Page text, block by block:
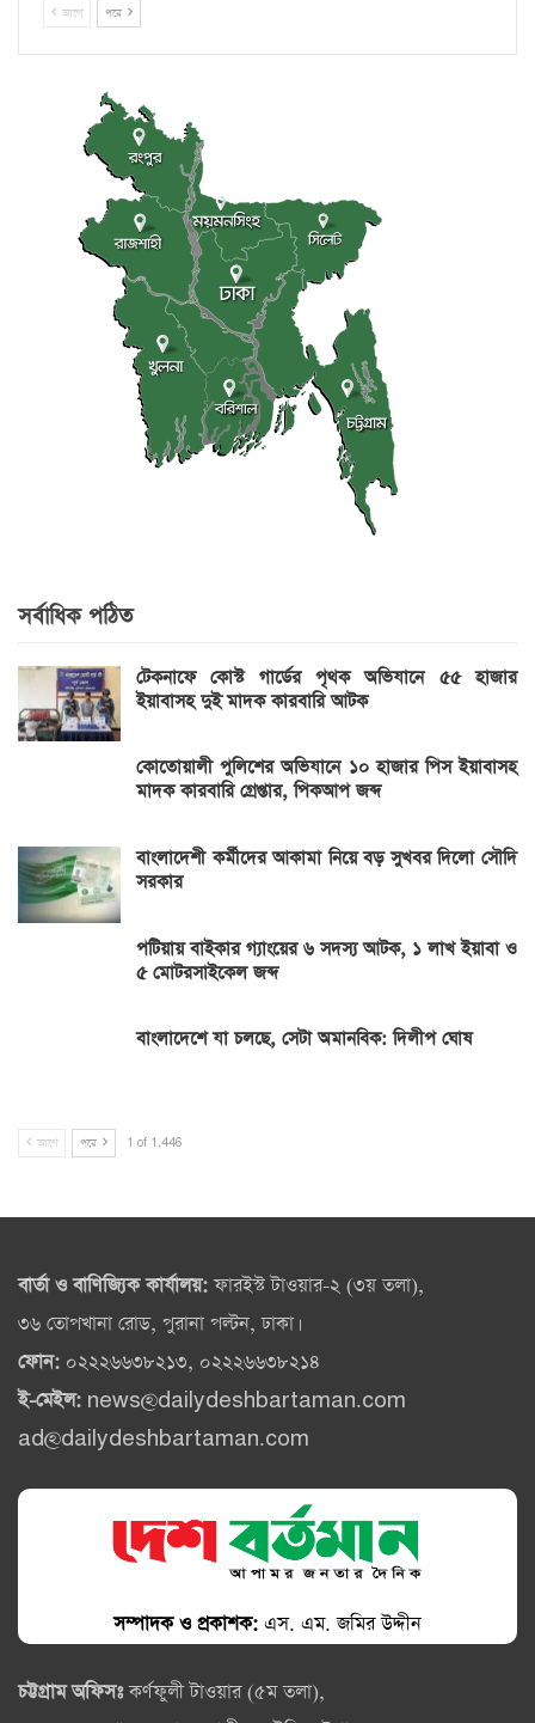
আগে পরে
সর্বাধিক পঠিত
টেকনাফে কোস্ট গার্ডের পৃথক অভিযানে ৫৫ হাজার
ইয়াবাসহ দুই মাদক কারবারি আটক
কোতোয়ালী পুলিশের অভিযানে ১০ হাজার পিস ইয়াবাসহ
মাদক কারবারি গ্রেপ্তার, পিকআপ জব্দ
বাংলাদেশী কর্মীদের আকামা নিয়ে বড় সুখবর দিলো সৌদি
সরকার
পটিয়ায় বাইকার গ্যাংয়ের ৬ সদস্য আটক, ১ লাখ ইয়াবা ও
৫ মোটরসাইকেল জব্দ
বাংলাদেশে যা চলছে, সেটা অমানবিক: দিলীপ ঘোষ
আগে পরে 1 of 1,446
বার্তা ও বাণিজ্যিক কার্যালয়:ফারইস্ট টাওয়ার-২ (৩য় তলা),
৩৬ তোপখানা রোড, পুরানা পল্টন, ঢাকা।
ফোন: ০২২২৬৬৩৮২১৩, ০২২২৬৬৩৮২১৪
ই-মেইল: news@dailydeshbartaman.com
ad@dailydeshbartaman.com
সম্পাদক ও প্রকাশক: এস. এম. জমির উদ্দীন
চট্টগ্রাম অফিসঃকর্ণফুলী টাওয়ার (৫ম তলা),